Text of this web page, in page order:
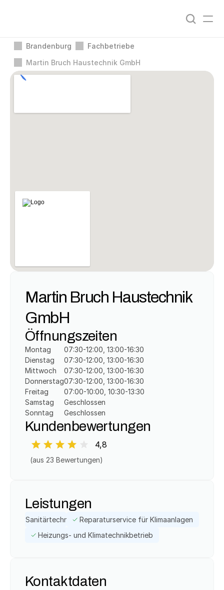
Brandenburg
Fachbetriebe
Martin Bruch Haustechnik GmbH
Martin Bruch Haustechnik
GmbH
Öffnungszeiten
Montag
Dienstag
Mittwoch
Donnerstag
Freitag
Samstag
Sonntag
07:30-12:00, 13:00-16:30
07:30-12:00, 13:00-16:30
07:30-12:00, 13:00-16:30
07:30-12:00, 13:00-16:30
07:00-10:00, 10:30-13:30
Geschlossen
Geschlossen
Kundenbewertungen
4,8
(aus 23 Bewertungen)
Leistungen
Sanitärtechnik
Reparaturservice für Klimaanlagen
Heizungs- und Klimatechnikbetrieb
Kontaktdaten